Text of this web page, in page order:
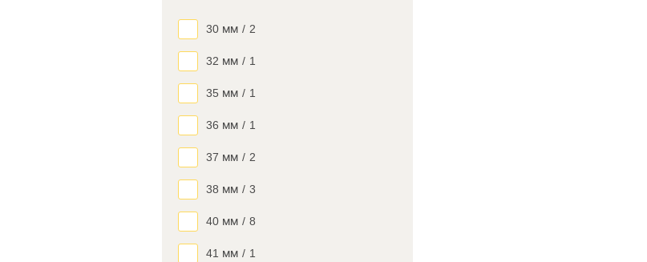
30 мм / 2
32 мм / 1
35 мм / 1
36 мм / 1
37 мм / 2
38 мм / 3
40 мм / 8
41 мм / 1